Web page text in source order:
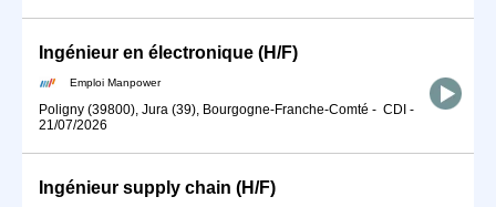
Ingénieur en électronique (H/F)
Emploi Manpower
Poligny (39800), Jura (39), Bourgogne-Franche-Comté - CDI -
21/07/2026
Ingénieur supply chain (H/F)